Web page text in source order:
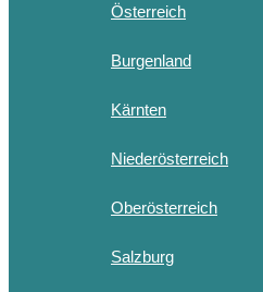
Österreich
Burgenland
Kärnten
Niederösterreich
Oberösterreich
Salzburg